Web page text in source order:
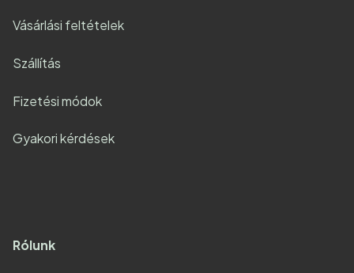
Vásárlási feltételek
Szállítás
Fizetési módok
Gyakori kérdések
Rólunk